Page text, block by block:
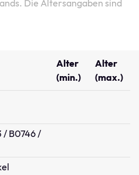
Die Altersangaben sind
Alter
(min.)
Alter
(max.)
/ B0746 /